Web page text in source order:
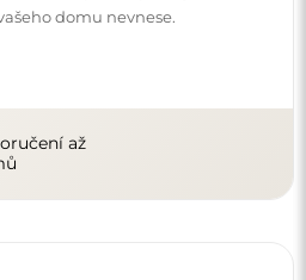
montáži a použití.